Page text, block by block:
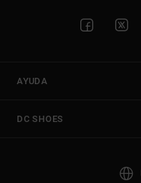
AYUDA
DC SHOES